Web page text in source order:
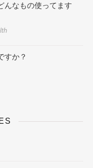
んなもの使ってます
すか？